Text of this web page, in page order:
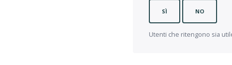
SÌ NO
Utenti che ritengono sia